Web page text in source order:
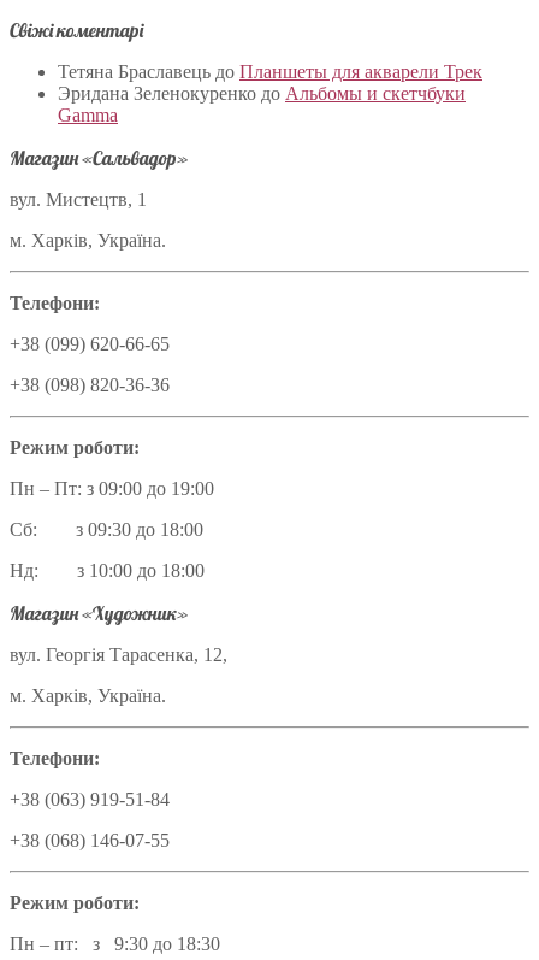
Свіжі коментарі
Тетяна Браславець до Планшеты для акварели Трек
Эридана Зеленокуренко до Альбомы и скетчбуки
Gamma
Магазин «Сальвадор»
вул. Мистецтв, 1
м. Харків, Україна.
Телефони:
+38 (099) 620-66-65
+38 (098) 820-36-36
Режим роботи:
Пн – Пт: з 09:00 до 19:00
Сб: з 09:30 до 18:00
Нд: з 10:00 до 18:00
Магазин «Художник»
вул. Георгія Тарасенка, 12,
м. Харків, Україна.
Телефони:
+38 (063) 919-51-84
+38 (068) 146-07-55
Режим роботи:
Пн – пт: з 9:30 до 18:30